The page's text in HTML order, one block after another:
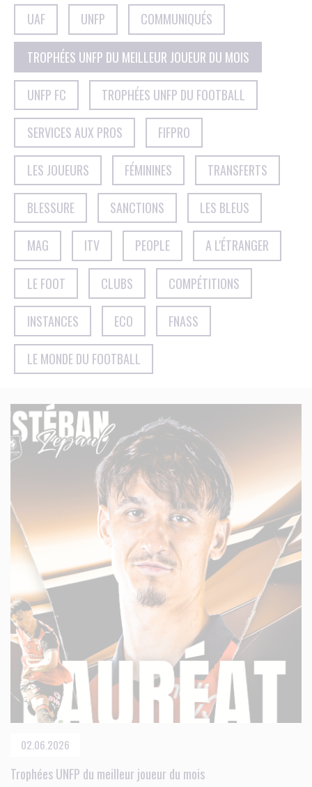
UAF UNFP COMMUNIQUÉS
TROPHÉES UNFP DU MEILLEUR JOUEUR DU MOIS
UNFP FC TROPHÉES UNFP DU FOOTBALL
SERVICES AUX PROS FIFPRO
LES JOUEURS FÉMININES TRANSFERTS
BLESSURE SANCTIONS LES BLEUS
MAG ITV PEOPLE A L'ÉTRANGER
LE FOOT CLUBS COMPÉTITIONS
INSTANCES ECO FNASS
LE MONDE DU FOOTBALL
02.06.2026
Trophées UNFP du meilleur joueur du mois